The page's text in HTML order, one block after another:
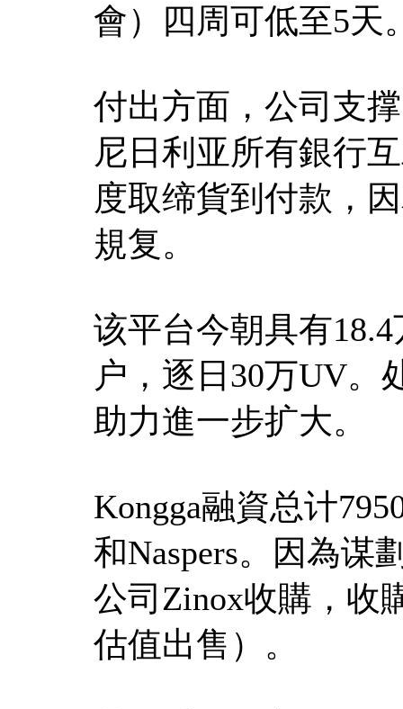
會）四周可低至5天
付出方面，公司支
尼日利亚所有銀行
度取缔貨到付款，
規复。
该平台今朝具有
户，逐日30万UV。
助力進一步扩大。
Kongga融資总计
和Naspers。因為谋
公司Zinox收購，收
估值出售）。